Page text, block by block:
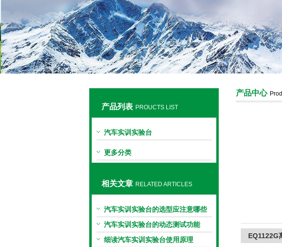
产品列表 PROUCTS LIST
汽车实训实验台
更多分类
相关文章 RELATED ARTICLES
汽车实训实验台的选型应注意哪些
因素？
汽车实训实验台的动态测试功能
细读汽车实训实验台使用原理
产品中心
EQ1122G